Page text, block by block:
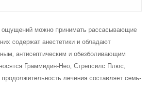
ощущений можно принимать рассасывающие
содержат анестетики и обладают
антисептическим и обезболивающим
Граммидин-Нео, Стрепсилс Плюс,
лечения составляет семь-